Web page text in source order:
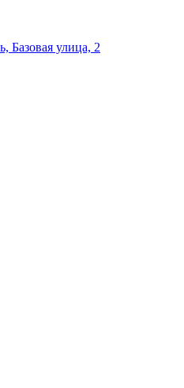
Базовая улица, 2